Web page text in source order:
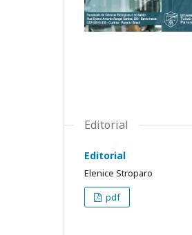
Editorial
Editorial
Elenice Stroparo
pdf